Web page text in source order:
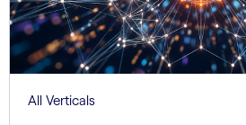
All Verticals